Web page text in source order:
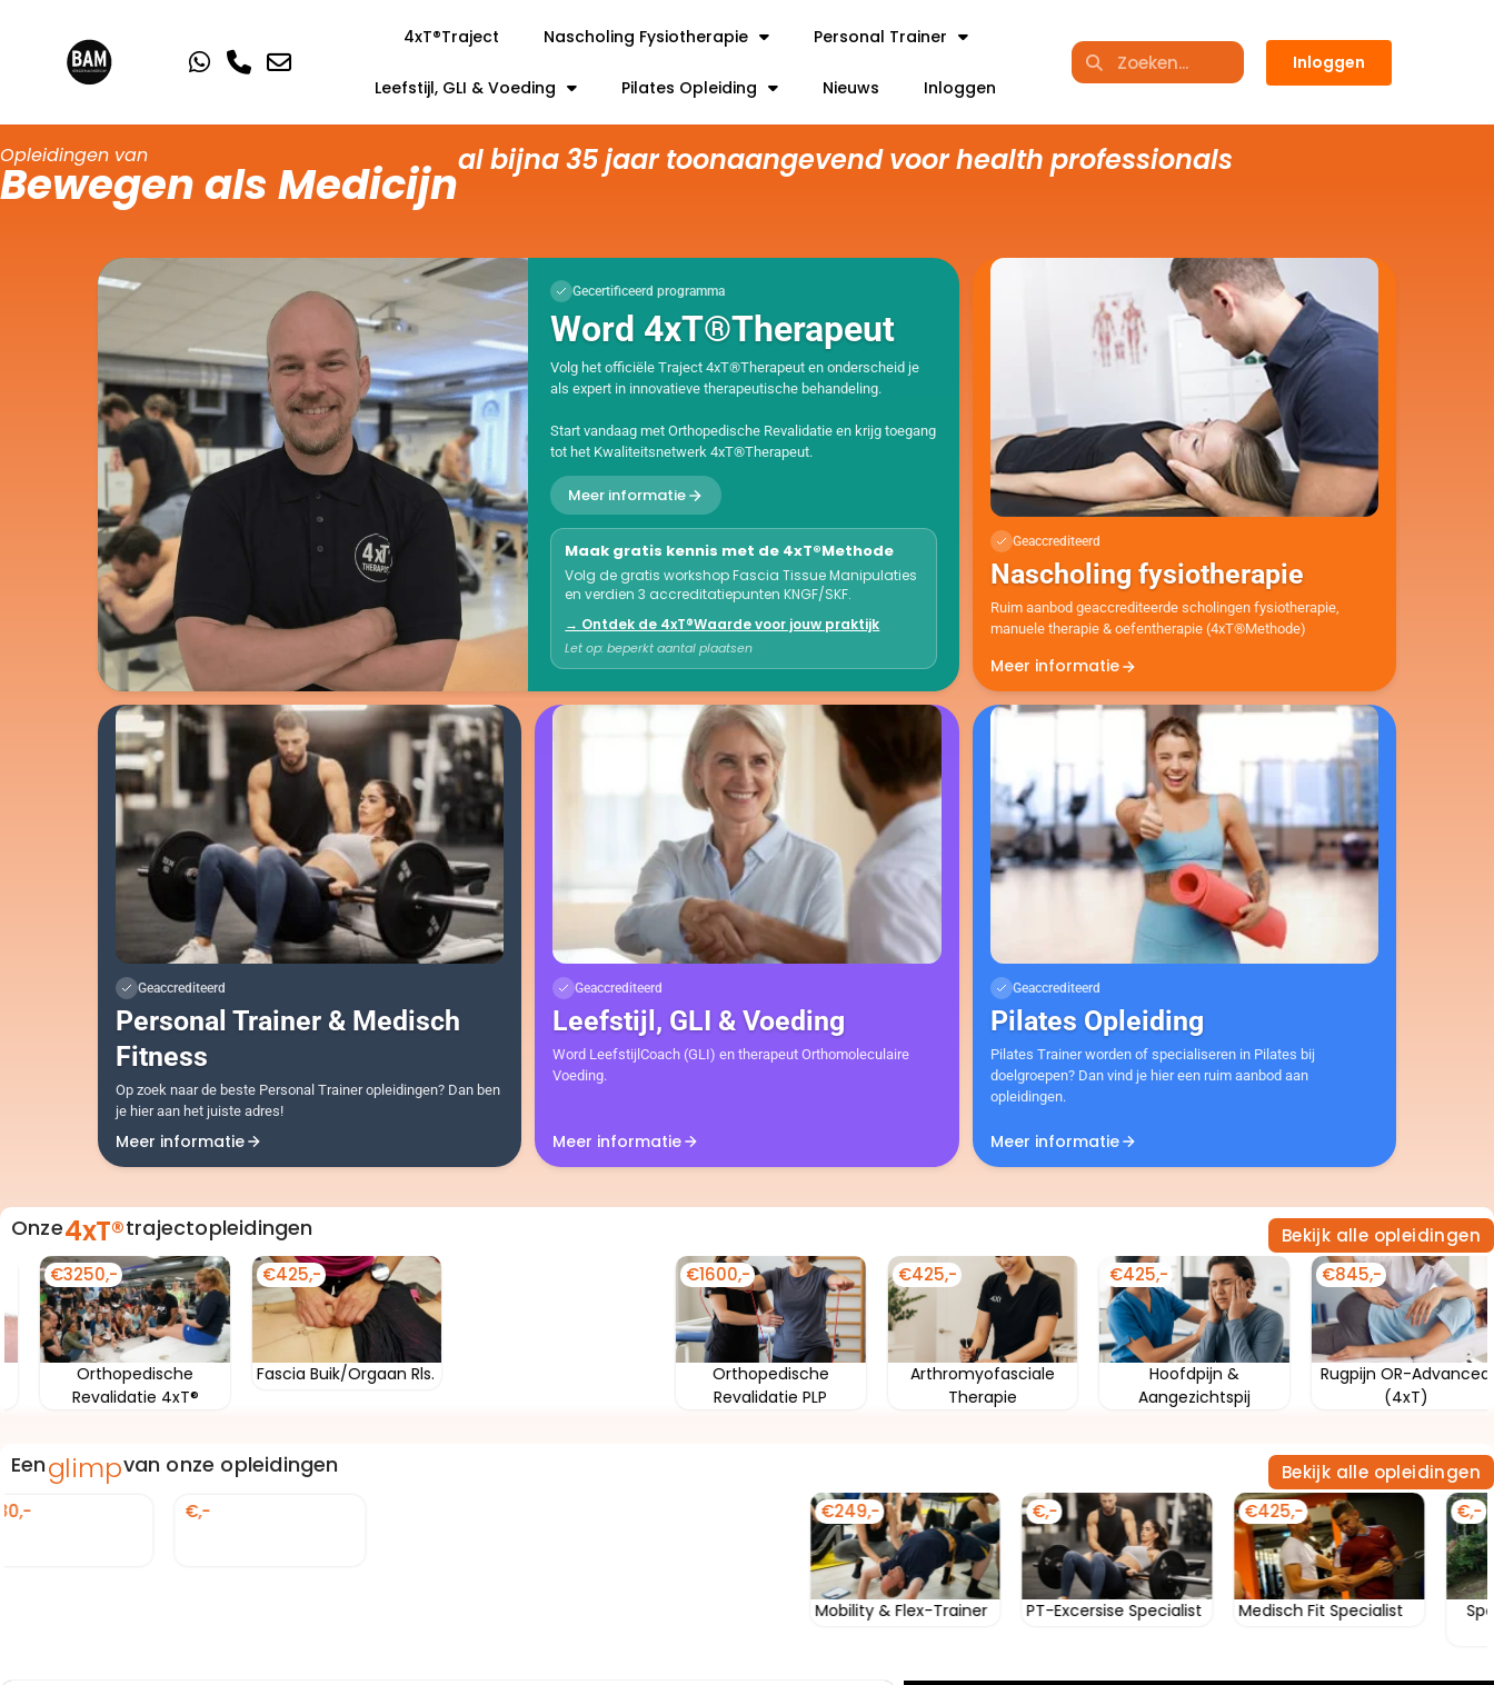
4xT®Traject Nascholing Fysiotherapie Personal Trainer
Leefstijl, GLI & Voeding Pilates Opleiding Nieuws Inloggen
Inloggen
Opleidingen van
Bewegen als Medicijnal bijna 35 jaar toonaangevend voor health professionals
Gecertificeerd programma
Word 4xT®Therapeut
Volg het officiële Traject 4xT®Therapeut en onderscheid je
als expert in innovatieve therapeutische behandeling.
Start vandaag met Orthopedische Revalidatie en krijg toegang
tot het Kwaliteitsnetwerk 4xT®Therapeut.
Meer informatie
Maak gratis kennis met de 4xT®Methode
Volg de gratis workshop Fascia Tissue Manipulaties
en verdien 3 accreditatiepunten KNGF/SKF.
→ Ontdek de 4xT®Waarde voor jouw praktijk
Let op: beperkt aantal plaatsen
Geaccrediteerd
Nascholing fysiotherapie
Ruim aanbod geaccrediteerde scholingen fysiotherapie,
manuele therapie & oefentherapie (4xT®Methode)
Meer informatie
Geaccrediteerd
Personal Trainer & Medisch
Fitness
Op zoek naar de beste Personal Trainer opleidingen? Dan ben
je hier aan het juiste adres!
Meer informatie
Geaccrediteerd
Leefstijl, GLI & Voeding
Word LeefstijlCoach (GLI) en therapeut Orthomoleculaire
Voeding.
Meer informatie
Geaccrediteerd
Pilates Opleiding
Pilates Trainer worden of specialiseren in Pilates bij
doelgroepen? Dan vind je hier een ruim aanbod aan
opleidingen.
Meer informatie
Onze4xT®trajectopleidingen
Bekijk alle opleidingen
€1600,-
Orthopedische
Revalidatie PLP
€425,-
Arthromyofasciale
€845,-
Rugpijn OR-Advanced
(4xT)
€425,-
Enkel/Voet OR-
Advanced (4xT)
€425,-
Litteken Therapie-
fascia
€3250,-
Orthopedische
Revalidatie
Eenglimpvan onze opleidingen
Bekijk alle opleidingen
Sport Performance
€275,-
Orthomoleculair
€225,-
Pilates Trainer level 1 Pilates Trainer